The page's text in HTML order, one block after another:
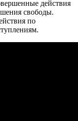
действия
свободы.
по